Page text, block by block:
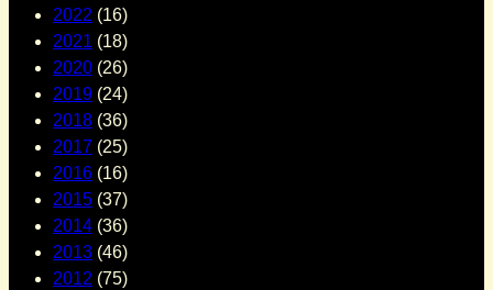
2022 (16)
2021 (18)
2020 (26)
2019 (24)
2018 (36)
2017 (25)
2016 (16)
2015 (37)
2014 (36)
2013 (46)
2012 (75)